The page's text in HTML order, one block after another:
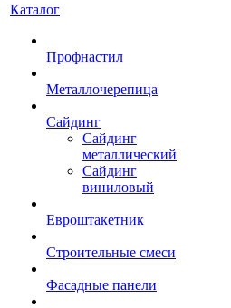
Каталог
Профнастил
Металлочерепица
Сайдинг
Сайдинг
металлический
Сайдинг
виниловый
Евроштакетник
Строительные смеси
Фасадные панели